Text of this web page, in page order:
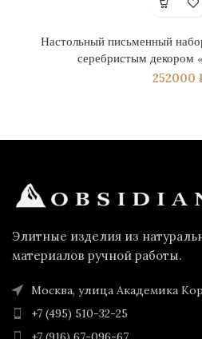
Настольный письменный
серебристым декором
252000
Элитные изделия из
материалов ручной работы.
Москва, улица Академика
+7 (495) 510-32-25